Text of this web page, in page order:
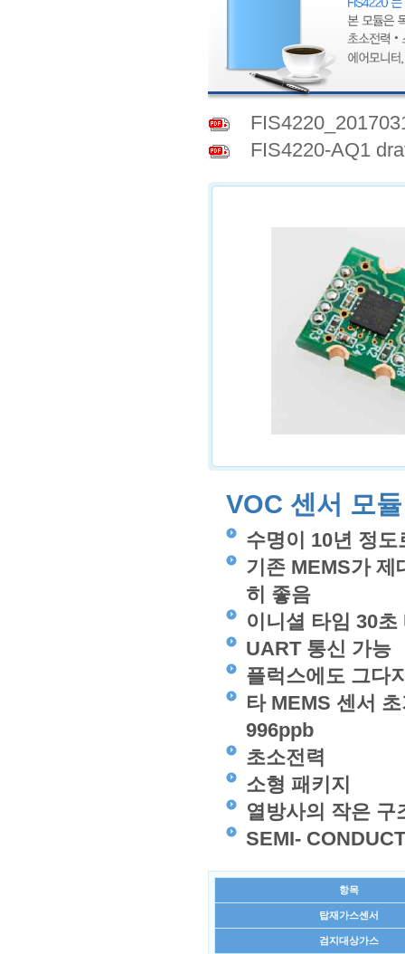
FIS4220-AQ1
VOC 센서 모
수명이 10년 정
기존 MEMS가 제
히 좋음
이니셜 타임 30초
UART 통신 가능
플럭스에도 그다
타 MEMS 센서
996ppb
초소전력
소형 패키지
열방사의 작은 구
SEMI-
항목
탑재가스센서
검지대상가스